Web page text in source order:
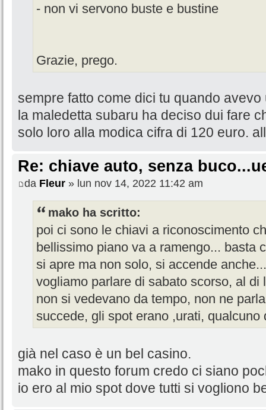
- non vi servono buste e bustine
Grazie, prego.
sempre fatto come dici tu quando
la maledetta subaru ha deciso dui fare
solo loro alla modica cifra di 120 euro.
Re: chiave auto, senza
da Fleur » lun nov 14, 2022 11:42 am
mako ha scritto:
poi ci sono le chiavi a riconoscimento
bellissimo piano va a ramengo... basta
si apre ma non solo, si accende
vogliamo parlare di sabato scorso, al
non si vedevano da tempo, non ne
succede, gli spot erano ,urati, qualcuno
già nel caso è un bel casino.
mako in questo forum credo ci siano
io ero al mio spot dove tutti si vogliono